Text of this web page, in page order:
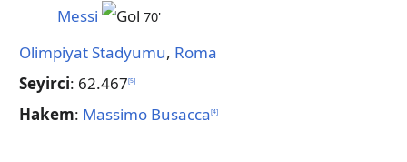
Messi 70'
Olimpiyat Stadyumu, Roma
Seyirci: 62.467[5]
Hakem: Massimo Busacca[4]